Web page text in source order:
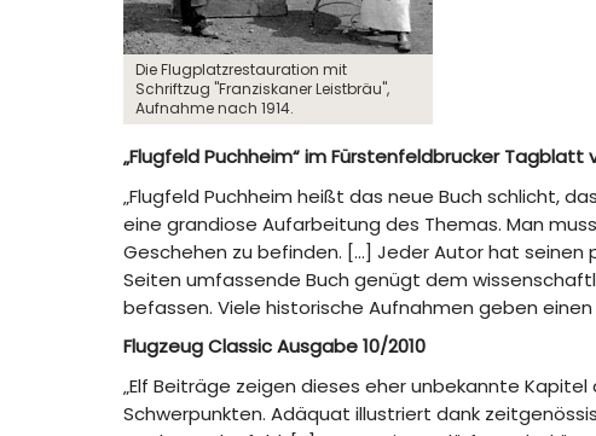
Die Flugplatzrestauration mit
Schriftzug "Franziskaner Leistbräu",
Aufnahme nach 1914.
„Flugfeld Puchheim“ im Fürstenfeldbrucker Tagblatt
„Flugfeld Puchheim heißt das neue Buch schlicht,
eine grandiose Aufarbeitung des Themas. Man
Geschehen zu befinden. […] Jeder Autor hat seinen
Seiten umfassende Buch genügt dem
befassen. Viele historische Aufnahmen geben
Flugzeug Classic Ausgabe 10/2010
„Elf Beiträge zeigen dieses eher unbekannte
Schwerpunkten. Adäquat illustriert dank